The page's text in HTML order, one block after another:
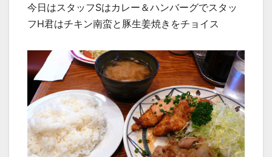
今日はスタッフSはカレー＆ハンバーグでスタッ
フH君はチキン南蛮と豚生姜焼きをチョイス